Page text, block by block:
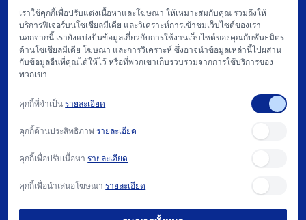
หน้าแรก
เกี่ยวกับเรา
สนับสนุน
ติดต่อเรา
วิธีการซื้อ และ นโยบาย
เราใช้คุกกี้เพื่อปรับแต่งเนื้อหาและโฆษณา ให้เหมาะสมกับคุณ รวมถึงให้
บริการฟีเจอร์บนโซเชียลมีเดีย และวิเคราะห์การเข้าชมเว็บไซต์ของเรา
นอกจากนี้ เรายังแบ่งปันข้อมูลเกี่ยวกับการใช้งานเว็บไซต์ของคุณกับพันธมิตร
ด้านโซเชียลมีเดีย โฆษณา และการวิเคราะห์ ซึ่งอาจนำข้อมูลเหล่านี้ไปผสาน
กับข้อมูลอื่นที่คุณได้ให้ไว้ หรือที่พวกเขาเก็บรวบรวมจากการใช้บริการของ
พวกเขา
คุกกี้ที่จำเป็นรายละเอียด
คุกกี้ด้านประสิทธิภาพรายละเอียด
คุกกี้เพื่อปรับเนื้อหารายละเอียด
คุกกี้เพื่อนำเสนอโฆษณารายละเอียด